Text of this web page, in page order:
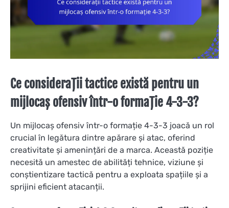
Ce considerații tactice există pentru un
mijlocaș ofensiv într-o formație 4-3-3?
Un mijlocaș ofensiv într-o formație 4-3-3 joacă un rol
crucial în legătura dintre apărare și atac, oferind
creativitate și amenințări de a marca. Această poziție
necesită un amestec de abilități tehnice, viziune și
conștientizare tactică pentru a exploata spațiile și a
sprijini eficient atacanții.